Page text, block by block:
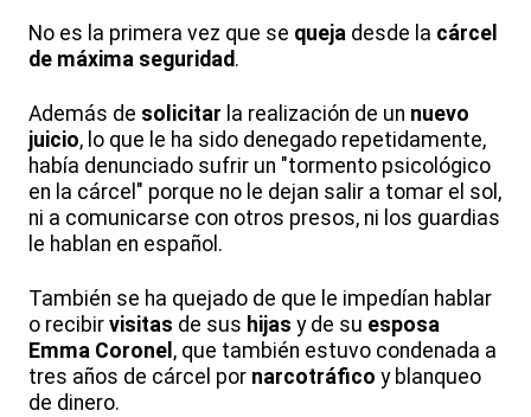
No es la primera vez que se queja desde la cárcel
de máxima seguridad.
Además de solicitar la realización de un nuevo
juicio, lo que le ha sido denegado repetidamente,
había denunciado sufrir un "tormento psicológico
en la cárcel" porque no le dejan salir a tomar el sol,
ni a comunicarse con otros presos, ni los guardias
le hablan en español.
También se ha quejado de que le impedían hablar
o recibir visitas de sus hijas y de su esposa
Emma Coronel , que también estuvo condenada a
tres años de cárcel por narcotráfico y blanqueo
de dinero.